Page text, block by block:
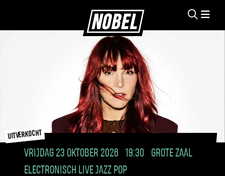
UITVERKOCHT
VRIJDAG 23 OKTOBER 2026 19:30
GROTE ZAAL
ELECTRONISCH LIVE JAZZ POP